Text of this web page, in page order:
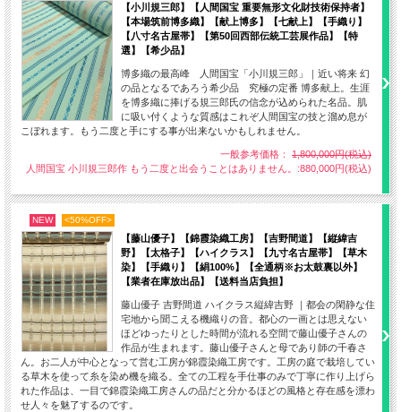
※コーディネート着物・・三才山紬 横山俊一郎＞＞
【小川規三郎】【人間国宝 重要無形文化財技術保持者】
【本場筑前博多織】【献上博多】【七献上】【手織り】
【八寸名古屋帯】【第50回西部伝統工芸展作品】【特
選】【希少品】
博多織の最高峰 人間国宝「小川規三郎」｜近い将来 幻
の品となるであろう希少品 究極の定番 博多献上。生涯
を博多織に捧げる規三郎氏の信念が込められた名品。肌
に吸い付くような質感はこれぞ人間国宝の技と溜め息が
こぼれます。もう二度と手にする事が出来ないかもしれません。
一般参考価格： 1,800,000円(税込)
人間国宝 小川規三郎作 もう二度と出会うことはありません。:880,000円(税込)
NEW <50%OFF>
【藤山優子】【錦霞染織工房】【吉野間道】【縦緯吉
野】【太格子】【ハイクラス】【九寸名古屋帯】【草木
染】【手織り】【絹100%】【全通柄※お太鼓裏以外】
【業者在庫放出品】【送料当店負担】
藤山優子 吉野間道 ハイクラス縦緯吉野 ｜都会の閑静な住
宅地から聞こえる機織りの音。都心の一画とは思えない
ほどゆったりとした時間が流れる空間で藤山優子さんの
作品が生まれます。藤山優子さんと母であり師の千春さ
ん。お二人が中心となって営む工房が錦霞染織工房です。工房の庭で栽培してい
る草木を使って糸を染め機を織る。全ての工程を手仕事のみで丁寧に作り上げら
れた作品は、一目で錦霞染織工房さんの品だと分かるほどの風格と存在感を漂わ
せ人々を魅了するのです。